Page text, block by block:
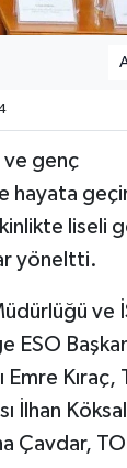
ve genç
hayata
liseli
yöneltti.
ve
ESO
Kıraç,
İlhan
Çavdar,